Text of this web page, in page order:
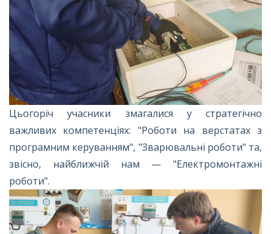
Цьогоріч учасники змагалися у стратегічно
важливих компетенціях: "Роботи на верстатах з
програмним керуванням", "Зварювальні роботи" та,
звісно, найближчій нам — "Електромонтажні
роботи".